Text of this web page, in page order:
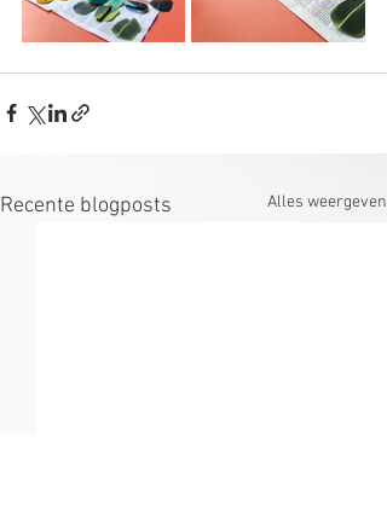
Recente blogposts Alles weergeven